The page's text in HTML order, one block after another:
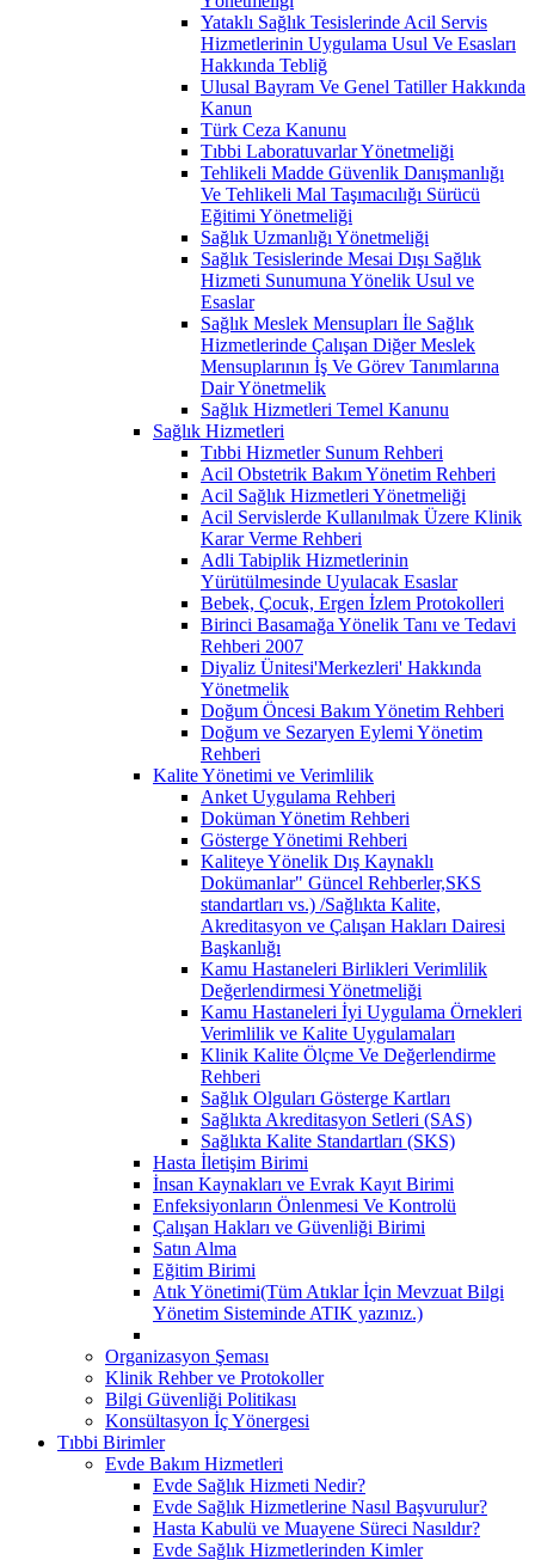
Yataklı Sağlık Tesislerinde Acil Servis
Hizmetlerinin Uygulama Usul Ve Esasları
Hakkında Tebliğ
Ulusal Bayram Ve Genel Tatiller Hakkında
Kanun
Türk Ceza Kanunu
Tıbbi Laboratuvarlar Yönetmeliği
Tehlikeli Madde Güvenlik Danışmanlığı
Ve Tehlikeli Mal Taşımacılığı Sürücü
Eğitimi Yönetmeliği
Sağlık Uzmanlığı Yönetmeliği
Sağlık Tesislerinde Mesai Dışı Sağlık
Hizmeti Sunumuna Yönelik Usul ve
Esaslar
Sağlık Meslek Mensupları İle Sağlık
Hizmetlerinde Çalışan Diğer Meslek
Mensuplarının İş Ve Görev Tanımlarına
Dair Yönetmelik
Sağlık Hizmetleri Temel Kanunu
Sağlık Hizmetleri
Tıbbi Hizmetler Sunum Rehberi
Acil Obstetrik Bakım Yönetim Rehberi
Acil Sağlık Hizmetleri Yönetmeliği
Acil Servislerde Kullanılmak Üzere Klinik
Karar Verme Rehberi
Adli Tabiplik Hizmetlerinin
Yürütülmesinde Uyulacak Esaslar
Bebek, Çocuk, Ergen İzlem Protokolleri
Birinci Basamağa Yönelik Tanı ve Tedavi
Rehberi 2007
Diyaliz Ünitesi'Merkezleri' Hakkında
Yönetmelik
Doğum Öncesi Bakım Yönetim Rehberi
Doğum ve Sezaryen Eylemi Yönetim
Rehberi
Kalite Yönetimi ve Verimlilik
Anket Uygulama Rehberi
Doküman Yönetim Rehberi
Gösterge Yönetimi Rehberi
Kaliteye Yönelik Dış Kaynaklı
Dokümanlar" Güncel Rehberler,SKS
standartları vs.) /Sağlıkta Kalite,
Akreditasyon ve Çalışan Hakları Dairesi
Başkanlığı
Kamu Hastaneleri Birlikleri Verimlilik
Değerlendirmesi Yönetmeliği
Kamu Hastaneleri İyi Uygulama Örnekleri
Verimlilik ve Kalite Uygulamaları
Klinik Kalite Ölçme Ve Değerlendirme
Rehberi
Sağlık Olguları Gösterge Kartları
Sağlıkta Akreditasyon Setleri (SAS)
Sağlıkta Kalite Standartları (SKS)
Hasta İletişim Birimi
İnsan Kaynakları ve Evrak Kayıt Birimi
Enfeksiyonların Önlenmesi Ve Kontrolü
Çalışan Hakları ve Güvenliği Birimi
Satın Alma
Eğitim Birimi
Atık Yönetimi(Tüm Atıklar İçin Mevzuat Bilgi
Yönetim Sisteminde ATIK yazınız.)
Organizasyon Şeması
Klinik Rehber ve Protokoller
Bilgi Güvenliği Politikası
Konsültasyon İç Yönergesi
Tıbbi Birimler
Evde Bakım Hizmetleri
Evde Sağlık Hizmeti Nedir?
Evde Sağlık Hizmetlerine Nasıl Başvurulur?
Hasta Kabulü ve Muayene Süreci Nasıldır?
Evde Sağlık Hizmetlerinden Kimler